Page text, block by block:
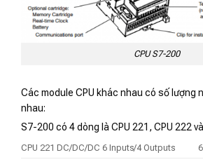
CPU S7-200
Các module CPU khác nhau có số lượng
nhau:
S7-200 có 4 dòng là CPU 221, CPU 222
CPU 221 DC/DC/DC 6 Inputs/4 Outputs